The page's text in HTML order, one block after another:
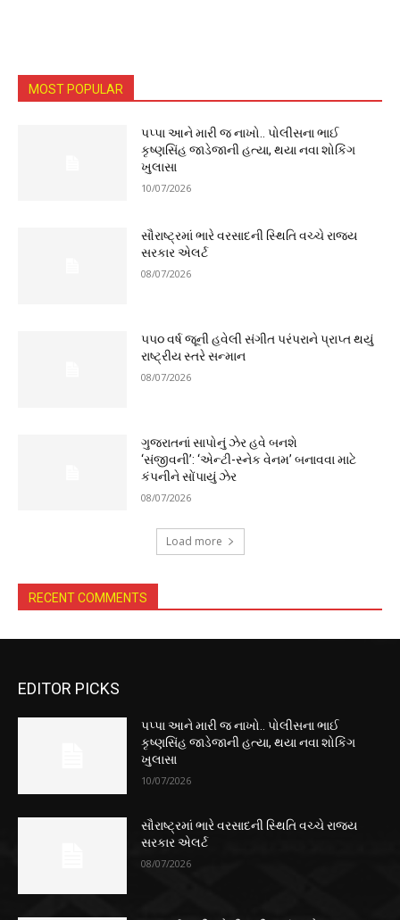
MOST POPULAR
પપ્પા આને મારી જ નાખો.. પોલીસના ભાઈ
કૃષ્ણસિંહ જાડેજાની હત્યા, થયા નવા શોકિંગ
ખુલાસા
10/07/2026
સૌરાષ્ટ્રમાં ભારે વરસાદની સ્થિતિ વચ્ચે રાજ્ય
સરકાર એલર્ટ
08/07/2026
૫૫૦ વર્ષ જૂની હવેલી સંગીત પરંપરાને પ્રાપ્ત થયું
રાષ્ટ્રીય સ્તરે સન્માન
08/07/2026
ગુજરાતનાં સાપોનું ઝેર હવે બનશે
‘સંજીવની’: ‘એન્ટી-સ્નેક વેનમ’ બનાવવા માટે
કંપનીને સોંપાયું ઝેર
08/07/2026
Load more
RECENT COMMENTS
EDITOR PICKS
પપ્પા આને મારી જ નાખો.. પોલીસના ભાઈ
કૃષ્ણસિંહ જાડેજાની હત્યા, થયા નવા શોકિંગ
ખુલાસા
10/07/2026
સૌરાષ્ટ્રમાં ભારે વરસાદની સ્થિતિ વચ્ચે રાજ્ય
સરકાર એલર્ટ
08/07/2026